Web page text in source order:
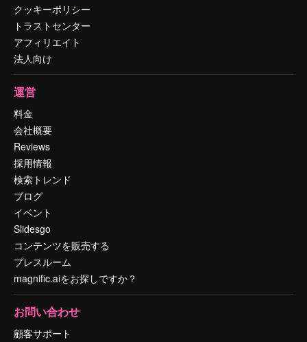
クッキーポリシー
トラストセンター
アフィリエイト
法人向け
運営
料金
会社概要
Reviews
採用情報
検索トレンド
ブログ
イベント
Slidesgo
コンテンツを販売する
プレスルーム
magnific.aiをお探しですか？
お問い合わせ
顧客サポート